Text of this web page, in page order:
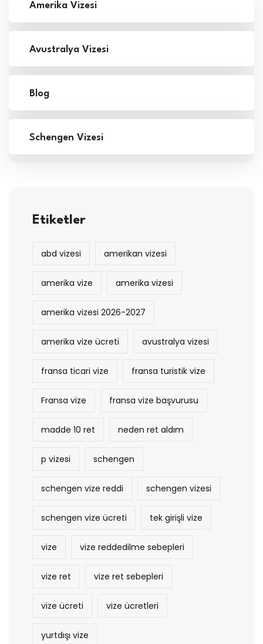
Amerika Vizesi
Avustralya Vizesi
Blog
Schengen Vizesi
Etiketler
abd vizesi amerikan vizesi
amerika vize amerika vizesi
amerika vizesi 2026-2027
amerika vize ücreti avustralya vizesi
fransa ticari vize fransa turistik vize
Fransa vize fransa vize başvurusu
madde 10 ret neden ret aldım
p vizesi schengen
schengen vize reddi schengen vizesi
schengen vize ücreti tek girişli vize
vize vize reddedilme sebepleri
vize ret vize ret sebepleri
vize ücreti vize ücretleri
yurtdışı vize